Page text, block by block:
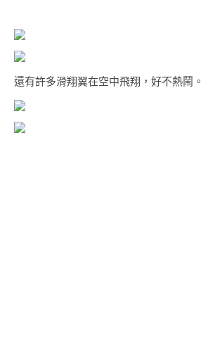
還有許多滑翔翼在空中飛翔，好不熱鬧。